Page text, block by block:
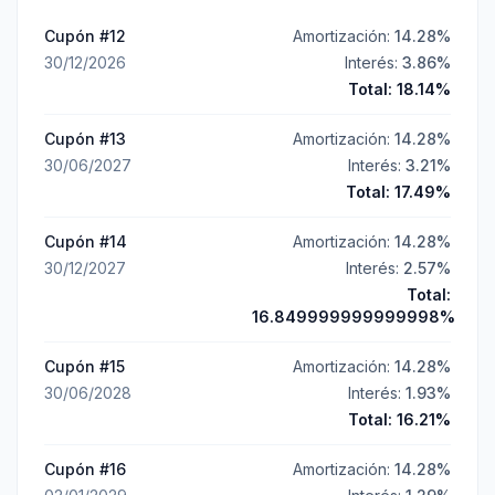
Cupón #12
30/12/2026
Amortización: 14.28%
Interés: 3.86%
Total: 18.14%
Cupón #13
30/06/2027
Amortización: 14.28%
Interés: 3.21%
Total: 17.49%
Cupón #14
30/12/2027
Amortización: 14.28%
Interés: 2.57%
Total:
16.849999999999998%
Cupón #15
30/06/2028
Amortización: 14.28%
Interés: 1.93%
Total: 16.21%
Cupón #16
Amortización: 14.28%